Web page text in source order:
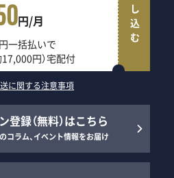
円/月
一括払いで
円）宅配付
申し込む
に関する注意事項
登録（無料）はこちら
コラム、イベント情報をお届け